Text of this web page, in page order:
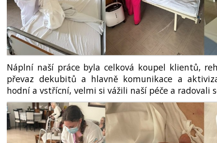
Náplní naší práce byla celková koupel klientů,
převaz dekubitů a hlavně komunikace a
hodní a vstřícní, velmi si vážili naší péče a radovali